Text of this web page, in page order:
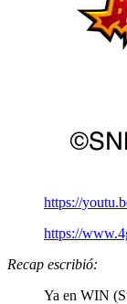
https://
https://
Recap escribió:
Ya en WIN